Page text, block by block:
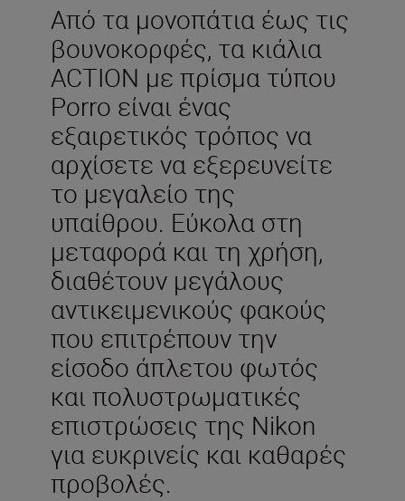
Από τα μονοπάτια έως τις
βουνοκορφές, τα κιάλια
ACTION με πρίσμα τύπου
Porro είναι ένας
εξαιρετικός τρόπος να
αρχίσετε να εξερευνείτε
το μεγαλείο της
υπαίθρου. Εύκολα στη
μεταφορά και τη χρήση,
διαθέτουν μεγάλους
αντικειμενικούς φακούς
που επιτρέπουν την
είσοδο άπλετου φωτός
και πολυστρωματικές
επιστρώσεις της Nikon
για ευκρινείς και καθαρές
προβολές.